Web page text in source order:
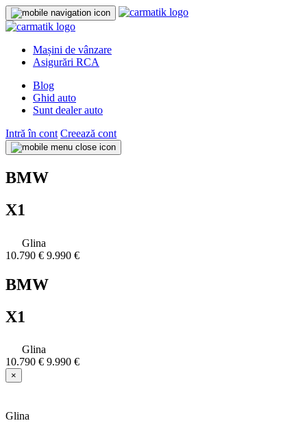
Mașini de vânzare
Asigurări RCA
Blog
Ghid auto
Sunt dealer auto
Intră în cont Creează cont
BMW
X1
Glina
10.790 € 9.990 €
BMW
X1
Glina
10.790 € 9.990 €
×
Glina